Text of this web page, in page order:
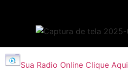
Sua Radio Online Clique Aqui